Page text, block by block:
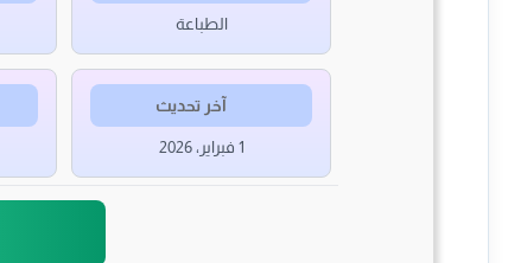
الطباعة
آخر تحديث
1 فبراير، 2026